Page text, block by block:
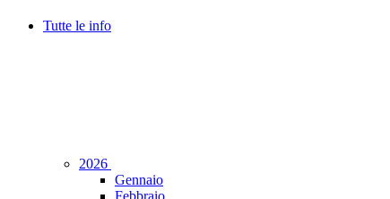
Tutte le info
2026
Gennaio